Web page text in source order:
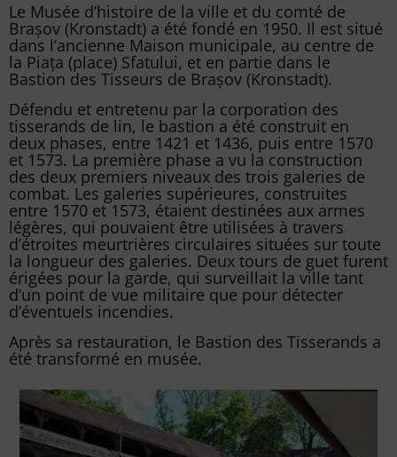
Le Musée d’histoire de la ville et du comté de
Brașov (Kronstadt) a été fondé en 1950. Il est situé
dans l’ancienne Maison municipale, au centre de
la Piața (place) Sfatului, et en partie dans le
Bastion des Tisseurs de Brașov (Kronstadt).
Défendu et entretenu par la corporation des
tisserands de lin, le bastion a été construit en
deux phases, entre 1421 et 1436, puis entre 1570
et 1573. La première phase a vu la construction
des deux premiers niveaux des trois galeries de
combat. Les galeries supérieures, construites
entre 1570 et 1573, étaient destinées aux armes
légères, qui pouvaient être utilisées à travers
d’étroites meurtrières circulaires situées sur toute
la longueur des galeries. Deux tours de guet furent
érigées pour la garde, qui surveillait la ville tant
d’un point de vue militaire que pour détecter
d’éventuels incendies.
Après sa restauration, le Bastion des Tisserands a
été transformé en musée.